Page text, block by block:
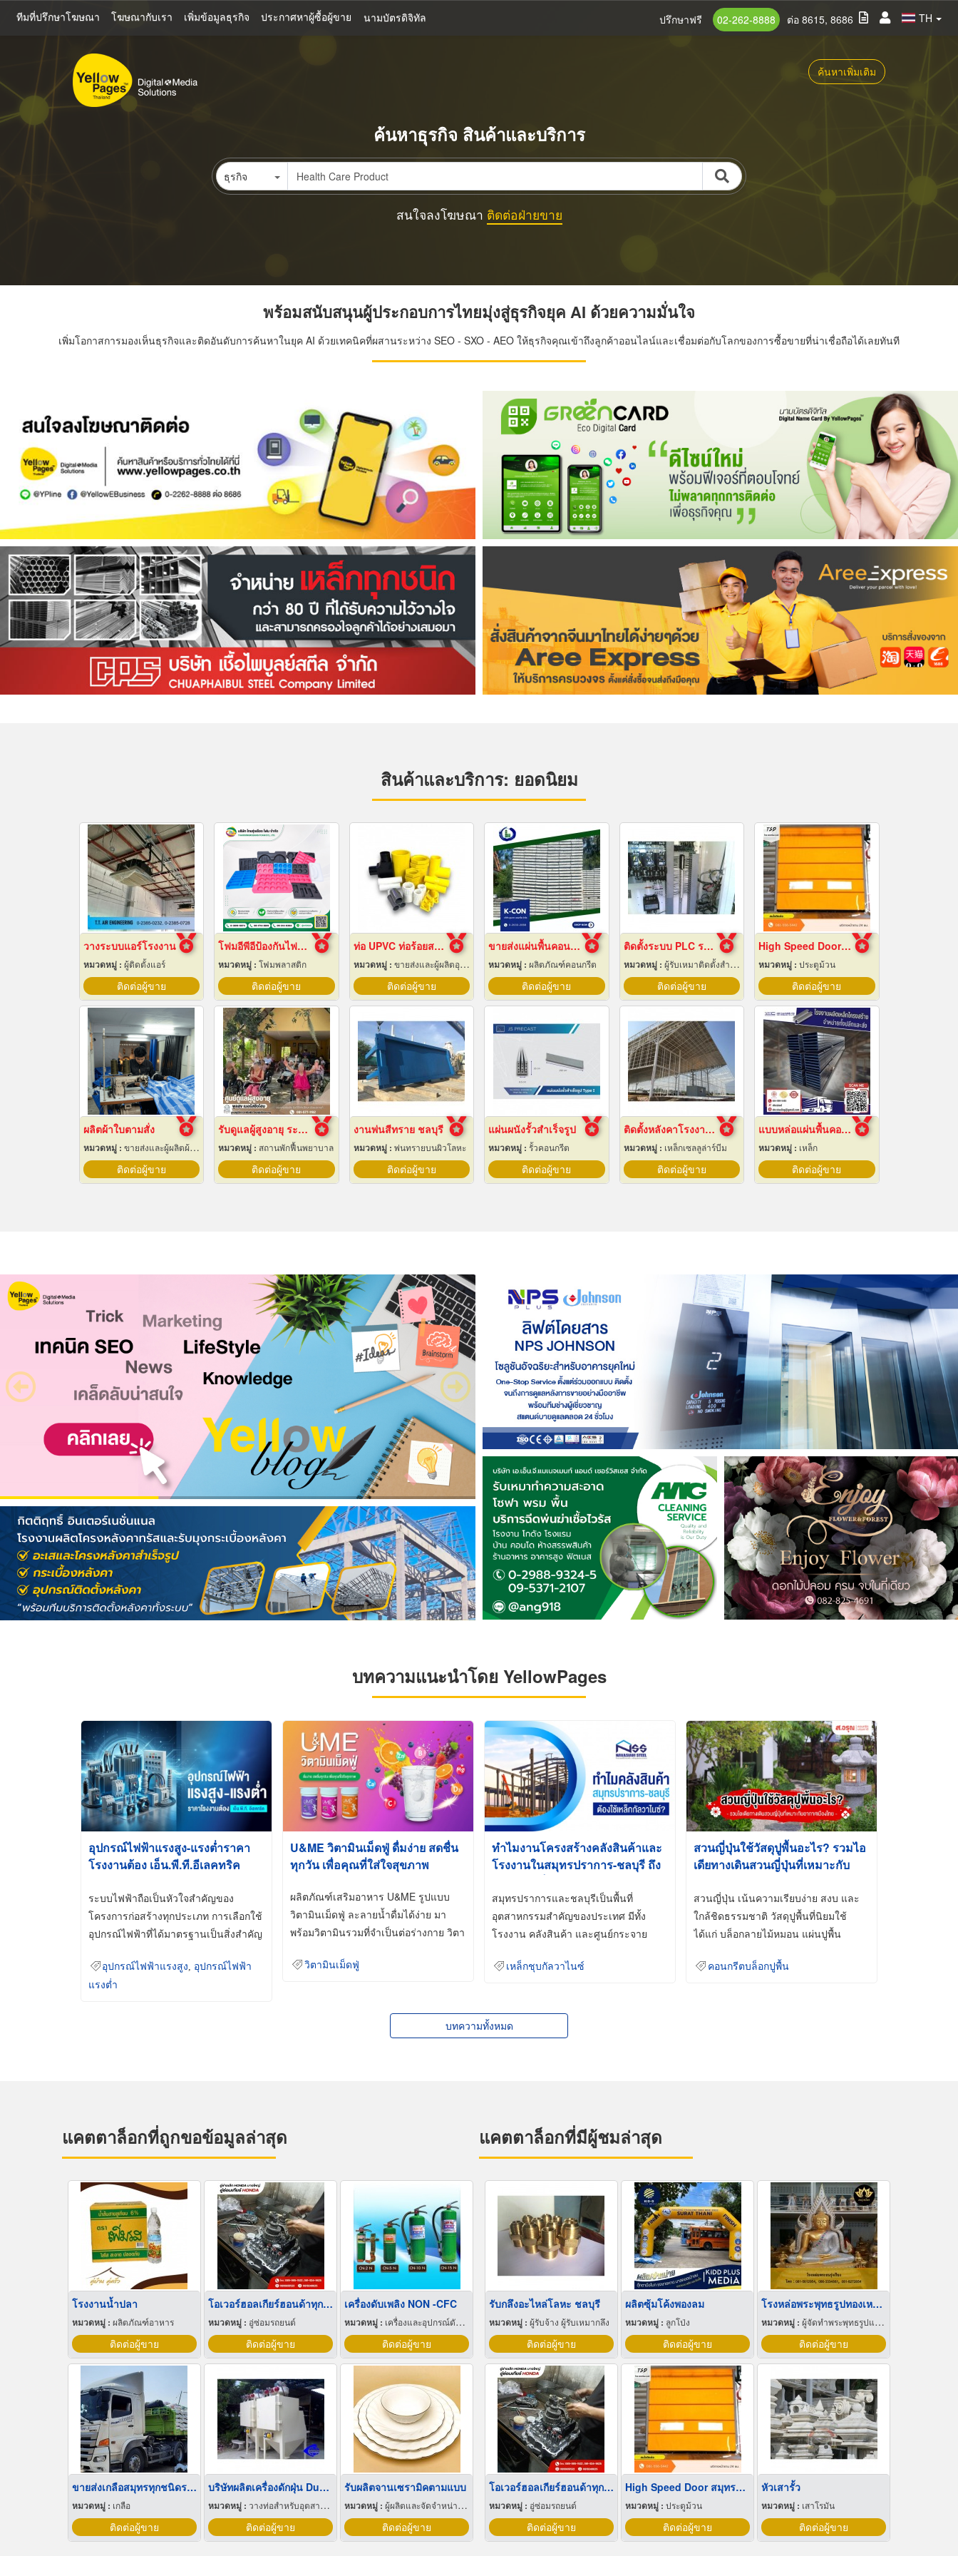
หลัก
ทีมที่ปรึกษาโฆษณา โฆษณากับเรา เพิ่มข้อมูลธุรกิจ ประกาศหาผู้ซื้อผู้ขาย นามบัตรดิจิทัล TH
ปรึกษาฟรี 02-262-8888 ต่อ 8615, 8686
ค้นหาเพิ่มเติม
ค้นหาธุรกิจ สินค้าและบริการ
ธุรกิจ
สนใจลงโฆษณา ติดต่อฝ่ายขาย
พร้อมสนับสนุนผู้ประกอบการไทยมุ่งสู่ธุรกิจยุค AI ด้วยความมั่นใจ
เพิ่มโอกาสการมองเห็นธุรกิจและติดอันดับการค้นหาในยุค AI ด้วยเทคนิคที่ผสานระหว่าง SEO - SXO - AEO ให้ธุรกิจคุณเข้าถึงลูกค้าออนไลน์และเชื่อมต่อกับโลกของการซื้อขายที่น่าเชื่อถือได้เลยทันที
สินค้าและบริการ: ยอดนิยม
วางระบบแอร์โรงงาน
หมวดหมู่ : ผู้ติดตั้งแอร์
ติดต่อผู้ขาย
โฟมอีพีอีป้องกันไฟฟ้าสถิต
หมวดหมู่ : โฟมพลาสติก
ติดต่อผู้ขาย
ท่อ UPVC ท่อร้อยสายไฟ ท่อขาว ท่อเหลือง พัทยา ชลบุรี
หมวดหมู่ : ขายส่งและผู้ผลิตอุปกรณ์เครื่องใช้ไฟฟ้า
ติดต่อผู้ขาย
ขายส่งแผ่นพื้นคอนกรีต สมุทรปราการ
หมวดหมู่ : ผลิตภัณฑ์คอนกรีต
ติดต่อผู้ขาย
ติดตั้งระบบ PLC ระยอง
หมวดหมู่ : ผู้รับเหมาติดตั้งสำหรับบ้านและโรงงานไฟฟ้า
ติดต่อผู้ขาย
High Speed Door สมุทรปราการ
หมวดหมู่ : ประตูม้วน
ติดต่อผู้ขาย
ผลิตผ้าใบตามสั่ง
หมวดหมู่ : ขายส่งและผู้ผลิตผ้าใบ
ติดต่อผู้ขาย
รับดูแลผู้สูงอายุ ระยอง
หมวดหมู่ : สถานพักฟื้นพยาบาล
ติดต่อผู้ขาย
งานพ่นสีทราย ชลบุรี
หมวดหมู่ : พ่นทรายบนผิวโลหะ
ติดต่อผู้ขาย
แผ่นผนังรั้วสำเร็จรูป
หมวดหมู่ : รั้วคอนกรีต
ติดต่อผู้ขาย
ติดตั้งหลังคาโรงงานเซลลูล่าร์บีม
หมวดหมู่ : เหล็กเซลลูล่าร์บีม
ติดต่อผู้ขาย
แบบหล่อแผ่นพื้นคอนกรีต
หมวดหมู่ : เหล็ก
ติดต่อผู้ขาย
บทความแนะนำโดย YellowPages
อุปกรณ์ไฟฟ้าแรงสูง-แรงต่ำราคา
โรงงานต้อง เอ็น.พี.ที.อีเลคทริค
ระบบไฟฟ้าถือเป็นหัวใจสำคัญของ
โครงการก่อสร้างทุกประเภท การเลือกใช้
อุปกรณ์ไฟฟ้าที่ได้มาตรฐานเป็นสิ่งสำคัญ
อุปกรณ์ไฟฟ้าแรงสูง
อุปกรณ์ไฟฟ้า
แรงต่ำ
U&ME วิตามินเม็ดฟู่ ดื่มง่าย สดชื่น
ทุกวัน เพื่อคุณที่ใส่ใจสุขภาพ
ผลิตภัณฑ์เสริมอาหาร U&ME รูปแบบ
วิตามินเม็ดฟู่ ละลายน้ำดื่มได้ง่าย มา
พร้อมวิตามินรวมที่จำเป็นต่อร่างกาย วิตา
วิตามินเม็ดฟู่
ทำไมงานโครงสร้างคลังสินค้าและ
โรงงานในสมุทรปราการ-ชลบุรี ถึง
Galvanized)
สมุทรปราการและชลบุรีเป็นพื้นที่
อุตสาหกรรมสำคัญของประเทศ มีทั้ง
โรงงาน คลังสินค้า และศูนย์กระจาย
เหล็กชุบกัลวาไนซ์
สวนญี่ปุ่นใช้วัสดุปูพื้นอะไร? รวมไอ
เดียทางเดินสวนญี่ปุ่นที่เหมาะกับ
สวนญี่ปุ่น เน้นความเรียบง่าย สงบ และ
ใกล้ชิดธรรมชาติ วัสดุปูพื้นที่นิยมใช้
ได้แก่ บล็อกลายไม้หมอน แผ่นปูพื้น
คอนกรีตบล็อกปูพื้น
บทความทั้งหมด
แคตตาล็อกที่ถูกขอข้อมูลล่าสุด
โรงงานน้ำปลา
หมวดหมู่ : ผลิตภัณฑ์อาหาร
ติดต่อผู้ขาย
โอเวอร์ฮอลเกียร์ฮอนด้าทุกรุ่น
หมวดหมู่ : อู่ซ่อมรถยนต์
ติดต่อผู้ขาย
เครื่องดับเพลิง NON -CFC
หมวดหมู่ : เครื่องและอุปกรณ์ดับเพลิง
ติดต่อผู้ขาย
ขายส่งเกลือสมุทรทุกชนิดราคาถูก
หมวดหมู่ : เกลือ
ติดต่อผู้ขาย
บริษัทผลิตเครื่องดักฝุ่น Dust Collector
หมวดหมู่ : วางท่อสำหรับอุตสาหกรรมท่อ
ติดต่อผู้ขาย
รับผลิตจานเซรามิคตามแบบ
หมวดหมู่ :ผู้ผลิตและจัดจำหน่ายกระเบื้องเซรามิก
ติดต่อผู้ขาย
แคตตาล็อกที่มีผู้ชมล่าสุด
รับกลึงอะไหล่โลหะ ชลบุรี
หมวดหมู่ : ผู้รับจ้าง ผู้รับเหมากลึง
ติดต่อผู้ขาย
ผลิตซุ้มโค้งพองลม
หมวดหมู่ : ลูกโป่ง
ติดต่อผู้ขาย
โรงหล่อพระพุทธรูปทองเหลือง เสาชิงช้า
หมวดหมู่ :ผู้จัดทำพระพุทธรูปและเหรียญ
ติดต่อผู้ขาย
โอเวอร์ฮอลเกียร์ฮอนด้าทุกรุ่น
หมวดหมู่ : อู่ซ่อมรถยนต์
ติดต่อผู้ขาย
High Speed Door สมุทรปราการ
หมวดหมู่ : ประตูม้วน
ติดต่อผู้ขาย
หัวเสารั้ว
หมวดหมู่ : เสาโรมัน
ติดต่อผู้ขาย